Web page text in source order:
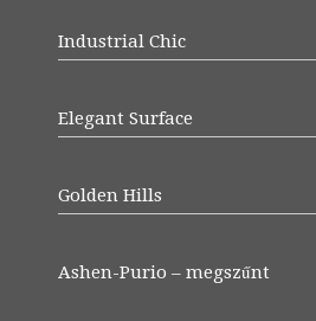
Industrial Chic
Elegant Surface
Golden Hills
Ashen-Purio – megszűnt